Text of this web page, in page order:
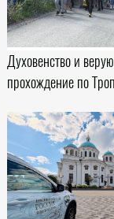
Духовенство и
прохождение по